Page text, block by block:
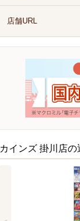
店舗URL
カインズ 掛川店